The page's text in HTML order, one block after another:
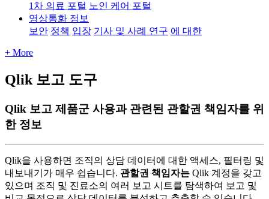
1차 의료 포털 노인 케어 포털
영상통화 정보
보안 정책 입장 기사 및 사례 연구 에 대한
+ More
Qlik 보고 도구
Qlik 보고 제품군 사용과 관련된 관할권 책임자를 위
한 정보
Qlik을 사용하면 조직의 상담 데 이 터 에 대 한 액세 스, 필터 링 및
내 보 내 기 가 매 우 쉽습니 다. 관할권 책임자는 Qlik 계 정을 갖고
있 으며 조직 및 진 료소의 여 러 보 고 시 트를 탐색하여 보 고 및